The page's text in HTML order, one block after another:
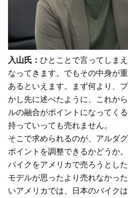
入山氏： ひとことで言ってしま
なってきます。でもその中身が
あるといえます。まず何より、
かし先に述べたように、これか
ルの融合がポイントになってく
持っていっても売れません。
そこで求められるのが、アルダ
ポイントを調整できるかどうか
バイクをアメリカで売ろうとし
モデルが思ったより売れなかっ
いアメリカでは、日本のバイク